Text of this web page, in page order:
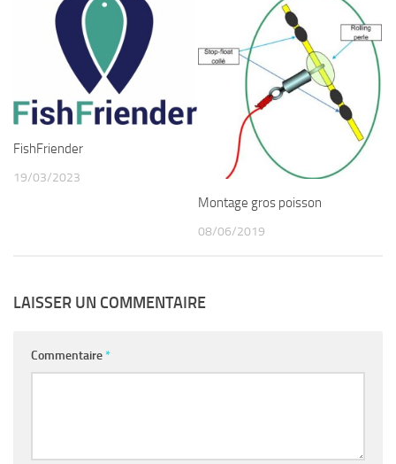
FishFriender
19/03/2023
Montage gros poisson
08/06/2019
LAISSER UN COMMENTAIRE
Commentaire *